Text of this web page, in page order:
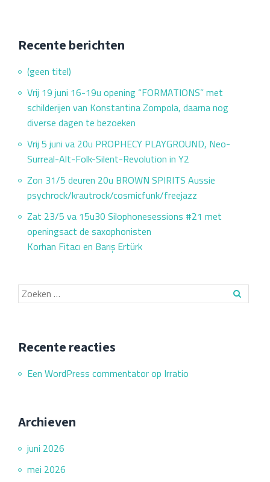
Recente berichten
(geen titel)
Vrij 19 juni 16-19u opening “FORMATIONS” met
schilderijen van Konstantina Zompola, daarna nog
diverse dagen te bezoeken
Vrij 5 juni va 20u PROPHECY PLAYGROUND, Neo-
Surreal-Alt-Folk-Silent-Revolution in Y2
Zon 31/5 deuren 20u BROWN SPIRITS Aussie
psychrock/krautrock/cosmicfunk/freejazz
Zat 23/5 va 15u30 Silophonesessions #21 met
openingsact de saxophonisten
Korhan Fitacı en Barış Ertürk
Recente reacties
Een WordPress commentatorop Irratio
Archieven
juni 2026
mei 2026